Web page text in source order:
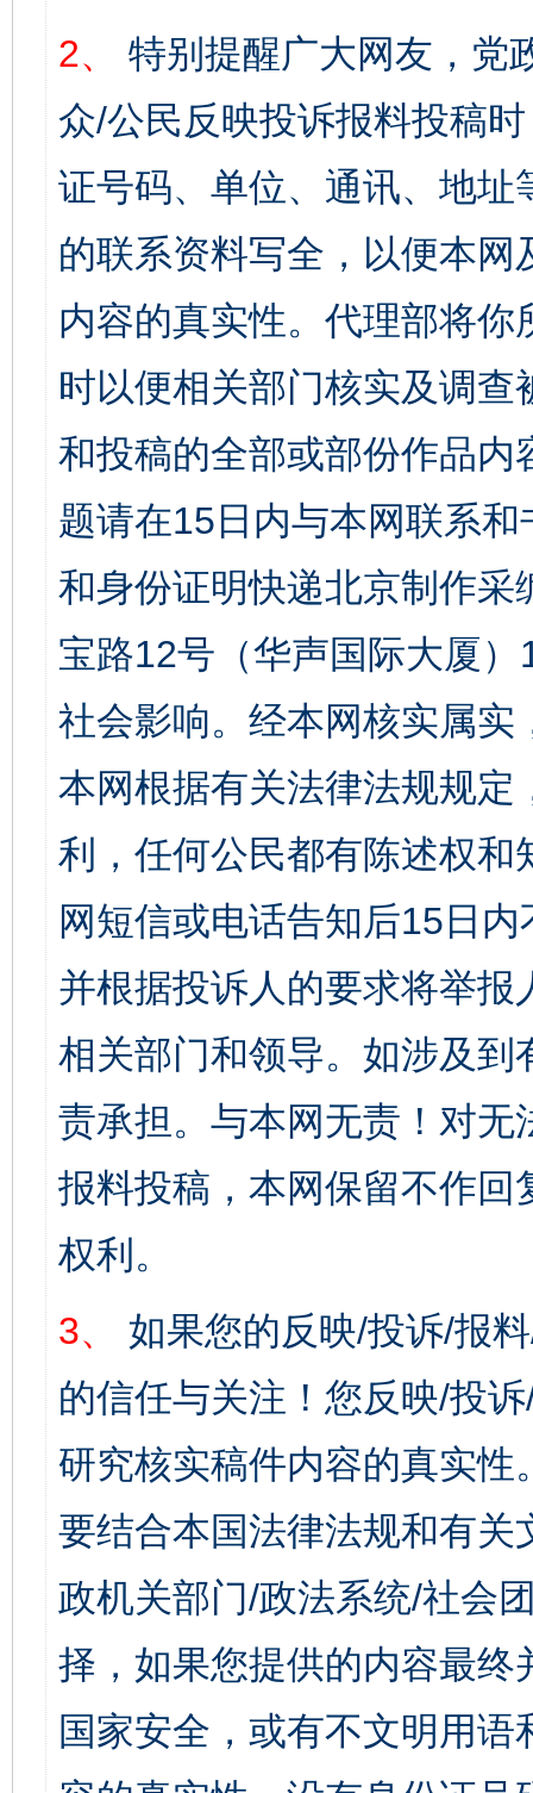
2、
特别提醒广大网友，党
众/公民反映投诉报料投稿
证号码、单位、通讯、地
的联系资料写全，以便本
内容的真实性。代理部将
时以便相关部门核实及调
和投稿的全部或部份作品
题请在15日内与本网联系
和身份证明快递北京制作
宝路12号（华声国际大厦
社会影响。经本网核实属
本网根据有关法律法规规
利，任何公民都有陈述权
网短信或电话告知后15日
并根据投诉人的要求将举
相关部门和领导。如涉及
责承担。与本网无责！对
报料投稿，本网保留不作
权利。
3、
如果您的反映/投诉/报
的信任与关注！您反映/投
研究核实稿件内容的真实
要结合本国法律法规和有关
政机关部门/政法系统/社会
择，如果您提供的内容最
国家安全，或有不文明用